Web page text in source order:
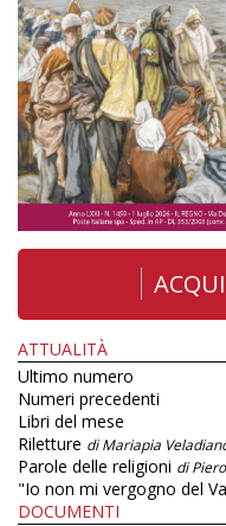
ATTUALITÀ
Ultimo numero
Numeri precedenti
Libri del mese
Riletture di Mariapia
Parole delle religioni di
"Io non mi vergogno del
DOCUMENTI